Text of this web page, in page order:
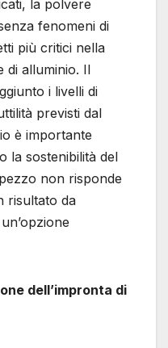
la polvere
fenomeni di
più critici nella
di alluminio. Il
i livelli di
previsti dal
è importante
la sostenibilità del
non risponde
risultato da
dell’impronta di